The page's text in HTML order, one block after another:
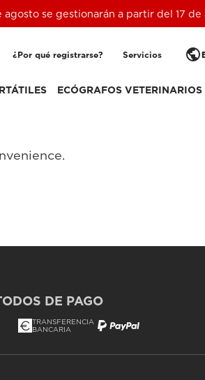
se gestionarán a partir del 17
¿Por qué registrarse? Servicios public
ECÓGRAFOS VETERINARIOS
DE PAGO
TRANSFERENCIA
BANCARIA